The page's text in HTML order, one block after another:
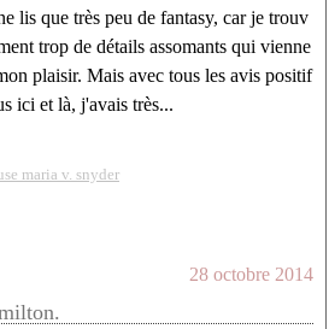
lis que très peu de fantasy, car je trouv
trop de détails assomants qui vienne
plaisir. Mais avec tous les avis positif
ici et là, j'avais très...
maria v. snyder
28 octobre 2014